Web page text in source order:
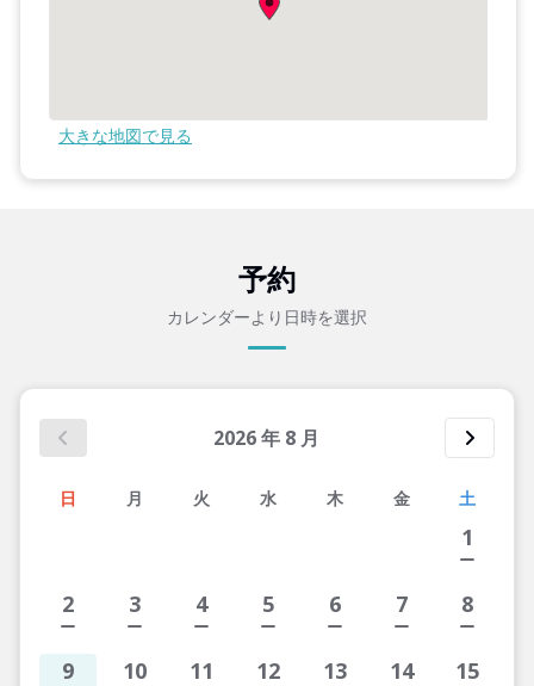
大きな地図で見る
予約
カレンダーより日時を選択
2026年 8 月
日 月 火 水 木 金 土
1
2 3 4 5 6 7 8
9 10 11 12 13 14 15